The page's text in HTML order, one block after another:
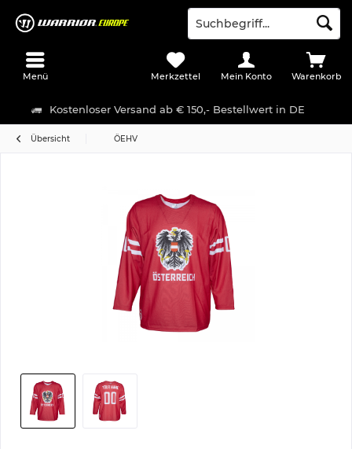
Kostenloser Versand ab € 150,- Bestellwert in DE
Menü Warenkorb
Merkzettel Mein Konto
Übersicht ÖEHV